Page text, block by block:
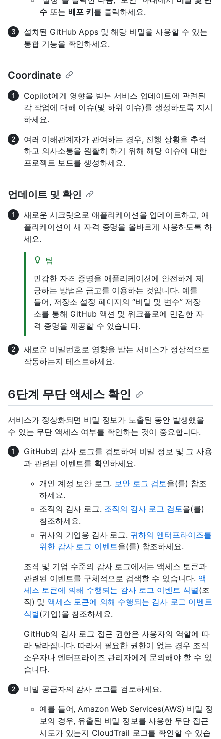
수 또는 배포 키를 클릭하세요.
설치된 GitHub Apps 및 해당 비밀을 사용할 수 있는
통합 기능을 확인하세요.
Coordinate
Copilot에게 영향을 받는 서비스 업데이트에 관련된
각 작업에 대해 이슈(및 하위 이슈)를 생성하도록 지시
하세요.
여러 이해관계자가 관여하는 경우, 진행 상황을 추적
하고 의사소통을 원활히 하기 위해 해당 이슈에 대한
프로젝트 보드를 생성하세요.
업데이트 및 확인
새로운 시크릿으로 애플리케이션을 업데이트하고, 애
플리케이션이 새 자격 증명을 올바르게 사용하도록 하
세요.
팁
민감한 자격 증명을 애플리케이션에 안전하게 제
공하는 방법은 금고를 이용하는 것입니다. 예를
들어, 저장소 설정 페이지의 “비밀 및 변수” 저장
소를 통해 GitHub 액션 및 워크플로에 민감한 자
격 증명을 제공할 수 있습니다.
새로운 비밀번호로 영향을 받는 서비스가 정상적으로
작동하는지 테스트하세요.
6단계 무단 액세스 확인
서비스가 정상화되면 비밀 정보가 노출된 동안 발생했을
수 있는 무단 액세스 여부를 확인하는 것이 중요합니다.
GitHub의 감사 로그를 검토하여 비밀 정보 및 그 사용
과 관련된 이벤트를 확인하세요.
개인 계정 보안 로그. 보안 로그 검토을(를) 참조
하세요.
조직의 감사 로그. 조직의 감사 로그 검토을(를)
참조하세요.
귀사의 기업용 감사 로그. 귀하의 엔터프라이즈를
위한 감사 로그 이벤트을(를) 참조하세요.
조직 및 기업 수준의 감사 로그에서는 액세스 토큰과
관련된 이벤트를 구체적으로 검색할 수 있습니다. 액
세스 토큰에 의해 수행되는 감사 로그 이벤트 식별(조
직) 및 액세스 토큰에 의해 수행되는 감사 로그 이벤트
식별(기업)을 참조하세요.
GitHub의 감사 로그 접근 권한은 사용자의 역할에 따
라 달라집니다. 따라서 필요한 권한이 없는 경우 조직
소유자나 엔터프라이즈 관리자에게 문의해야 할 수 있
습니다.
비밀 공급자의 감사 로그를 검토하세요.
예를 들어, Amazon Web Services(AWS) 비밀 정
보의 경우, 유출된 비밀 정보를 사용한 무단 접근
시도가 있는지 CloudTrail 로그를 확인할 수 있습